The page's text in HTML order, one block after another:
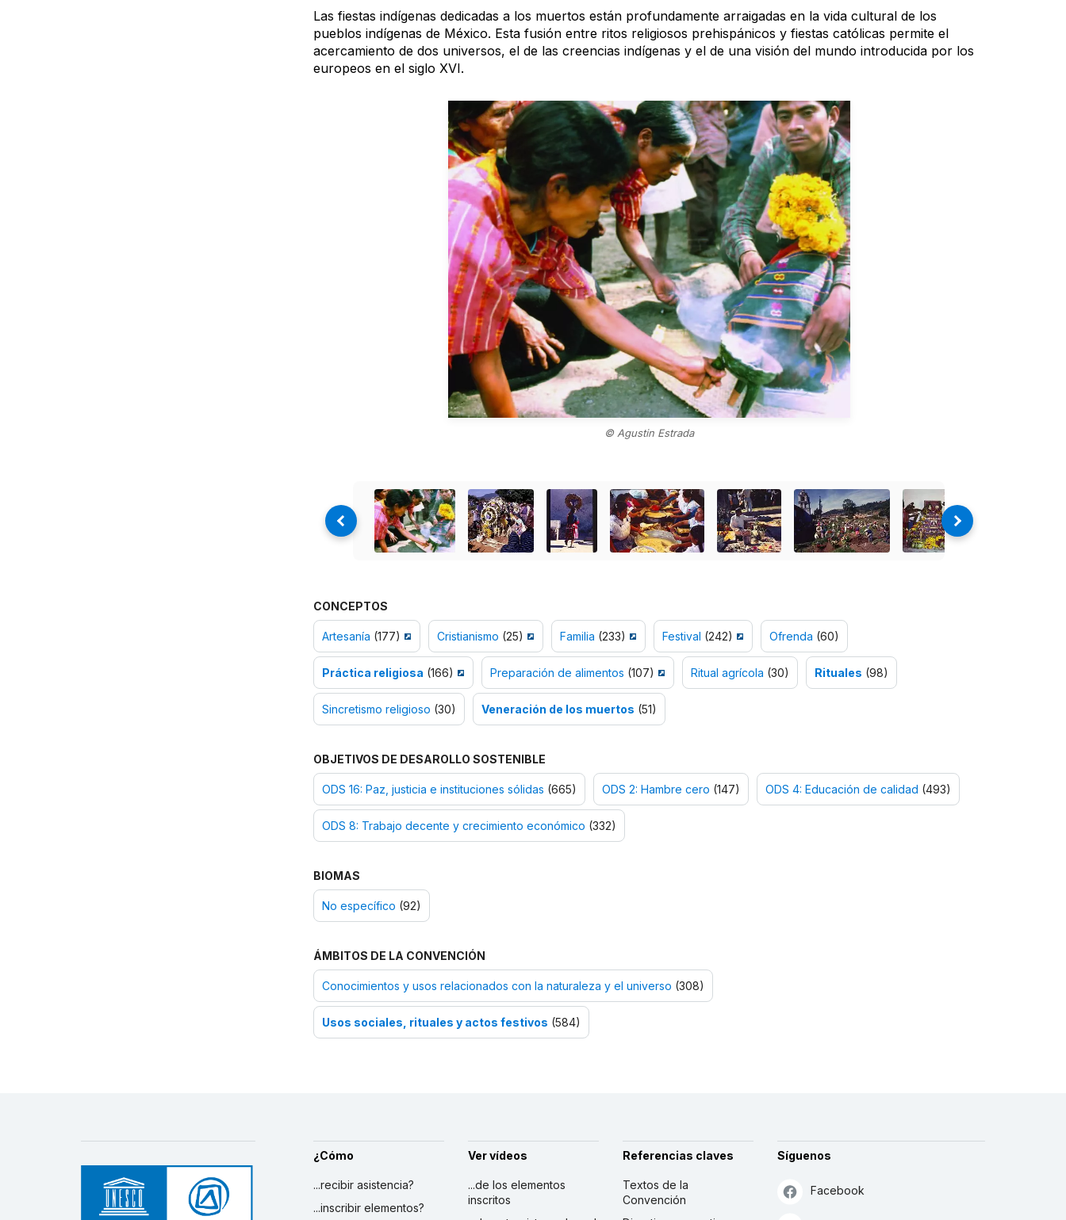
Las fiestas indígenas dedicadas a los muertos están profundamente arraigadas en la vida cultural de los
pueblos indígenas de México. Esta fusión entre ritos religiosos prehispánicos y fiestas católicas permite el
acercamiento de dos universos, el de las creencias indígenas y el de una visión del mundo introducida por los
europeos en el siglo XVI.
© Agustin Estrada
CONCEPTOS
Artesanía (177) Cristianismo (25) Familia (233) Festival (242) Ofrenda (60)
Práctica religiosa (166) Preparación de alimentos (107) Ritual agrícola (30) Rituales (98)
Sincretismo religioso (30) Veneración de los muertos (51)
OBJETIVOS DE DESAROLLO SOSTENIBLE
ODS 16: Paz, justicia e instituciones sólidas (665) ODS 2: Hambre cero (147) ODS 4: Educación de calidad (493)
ODS 8: Trabajo decente y crecimiento económico (332)
BIOMAS
No específico (92)
ÁMBITOS DE LA CONVENCIÓN
Conocimientos y usos relacionados con la naturaleza y el universo (308)
Usos sociales, rituales y actos festivos (584)
¿Cómo
...recibir asistencia?
...inscribir elementos?
Ver vídeos
...de los elementos
inscritos
Referencias claves
Textos de la
Convención
Síguenos
Facebook